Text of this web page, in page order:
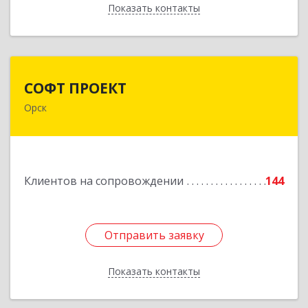
Показать контакты
Назад
СОФТ ПРОЕКТ
Орск
Клиентов на сопровождении 144
Отправить заявку
Показать контакты
Отправить заявку
Назад